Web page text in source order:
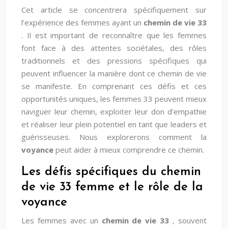
Cet article se concentrera spécifiquement sur
l’expérience des femmes ayant un chemin de vie 33
. Il est important de reconnaître que les femmes
font face à des attentes sociétales, des rôles
traditionnels et des pressions spécifiques qui
peuvent influencer la manière dont ce chemin de vie
se manifeste. En comprenant ces défis et ces
opportunités uniques, les femmes 33 peuvent mieux
naviguer leur chemin, exploiter leur don d’empathie
et réaliser leur plein potentiel en tant que leaders et
guérisseuses. Nous explorerons comment la
voyance peut aider à mieux comprendre ce chemin.
Les défis spécifiques du chemin
de vie 33 femme et le rôle de la
voyance
Les femmes avec un chemin de vie 33 , souvent